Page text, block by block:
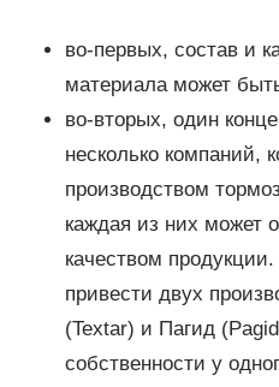
во-первых, состав и
материала может
во-вторых, один
несколько компаний,
производством
каждая из них может
качеством
привести двух
(Textar) и Пагид
собственности у